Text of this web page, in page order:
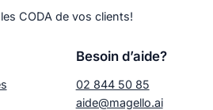
CODA de vos clients!
Besoin d’aide?
02 844 50 85
aide@magello.ai